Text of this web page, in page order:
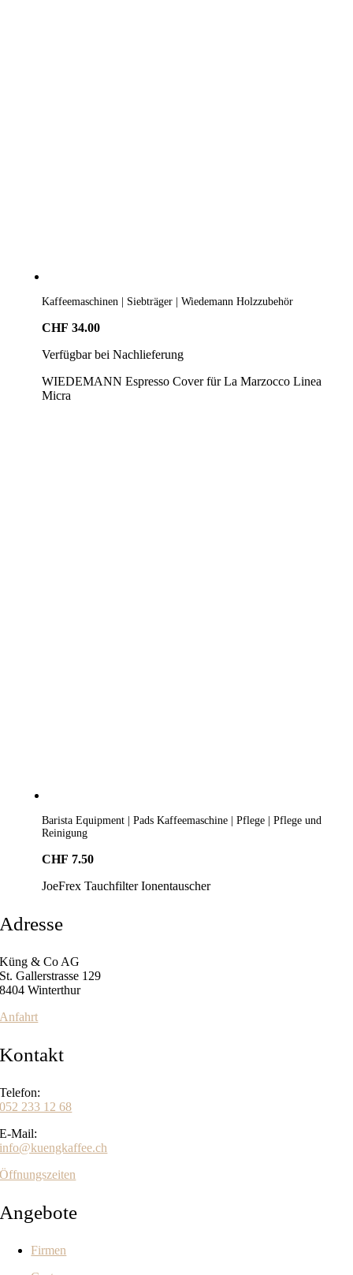
Kaffeemaschinen | Siebträger | Wiedemann Holzzubehör
CHF 34.00
Verfügbar bei Nachlieferung
WIEDEMANN Espresso Cover für La Marzocco Linea
Micra
Barista Equipment | Pads Kaffeemaschine | Pflege | Pflege und
Reinigung
CHF 7.50
JoeFrex Tauchfilter Ionentauscher
Adresse
Küng & Co AG
St. Gallerstrasse 129
8404 Winterthur
Anfahrt
Kontakt
Telefon:
052 233 12 68
E-Mail:
info@kuengkaffee.ch
Öffnungszeiten
Angebote
Firmen